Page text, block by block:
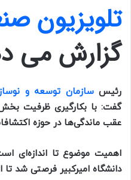
تلویزیون
گزارش می
رئیسسازمان توسعه و
گفت: با بکارگیری ظرفیت
عقب ماندگی‌ها در حوزه
اهمیت موضوع تا اندازه‌ای
دانشگاه امیرکبیر فرصتی شد